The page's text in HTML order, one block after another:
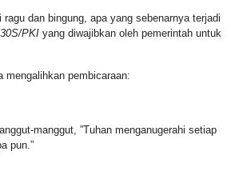
dan bingung, apa yang sebenarnya terjadi
PKI yang diwajibkan oleh pemerintah untuk
mengalihkan pembicaraan:
manggut, ”Tuhan menganugerahi setiap
pun.”